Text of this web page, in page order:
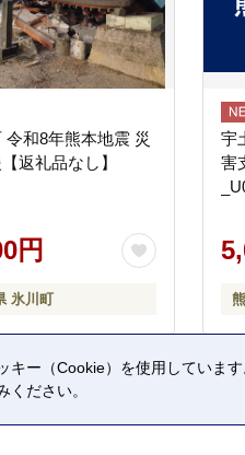
令和8年熊本地震 災
返礼品なし】
円
氷川町
宇
害
ー（Cookie）を使用していま
ください。